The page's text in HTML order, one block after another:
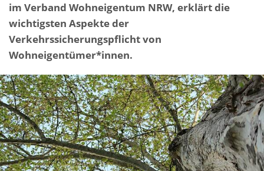
im Verband Wohneigentum NRW, erklärt die
wichtigsten Aspekte der
Verkehrssicherungspflicht von
Wohneigentümer*innen.